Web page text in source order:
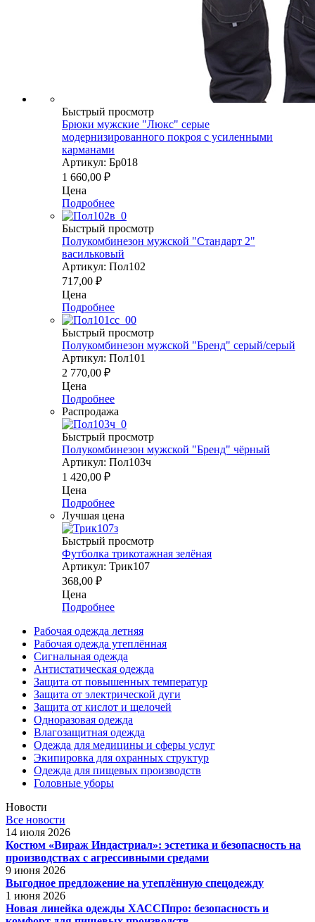
Быстрый просмотр
Брюки мужские "Люкс" серые
модернизированного покроя с усиленными
карманами
Артикул: Бр018
1 660,00 ₽
Цена
Подробнее
Быстрый просмотр
Полукомбинезон мужской "Стандарт 2"
васильковый
Артикул: Пол102
717,00 ₽
Цена
Подробнее
Быстрый просмотр
Полукомбинезон мужской "Бренд" серый/серый
Артикул: Пол101
2 770,00 ₽
Цена
Подробнее
Распродажа
Быстрый просмотр
Полукомбинезон мужской "Бренд" чёрный
Артикул: Пол103ч
1 420,00 ₽
Цена
Подробнее
Лучшая цена
Быстрый просмотр
Футболка трикотажная зелёная
Артикул: Трик107
368,00 ₽
Цена
Подробнее
Рабочая одежда летняя
Рабочая одежда утеплённая
Сигнальная одежда
Антистатическая одежда
Защита от повышенных температур
Защита от электрической дуги
Защита от кислот и щелочей
Одноразовая одежда
Влагозащитная одежда
Одежда для медицины и сферы услуг
Экипировка для охранных структур
Одежда для пищевых производств
Головные уборы
Новости
Все новости
14 июля 2026
Костюм «Вираж Индастриал»: эстетика и безопасность на
производствах с агрессивными средами
9 июня 2026
Выгодное предложение на утеплённую спецодежду
1 июня 2026
Новая линейка одежды ХАССПпро: безопасность и